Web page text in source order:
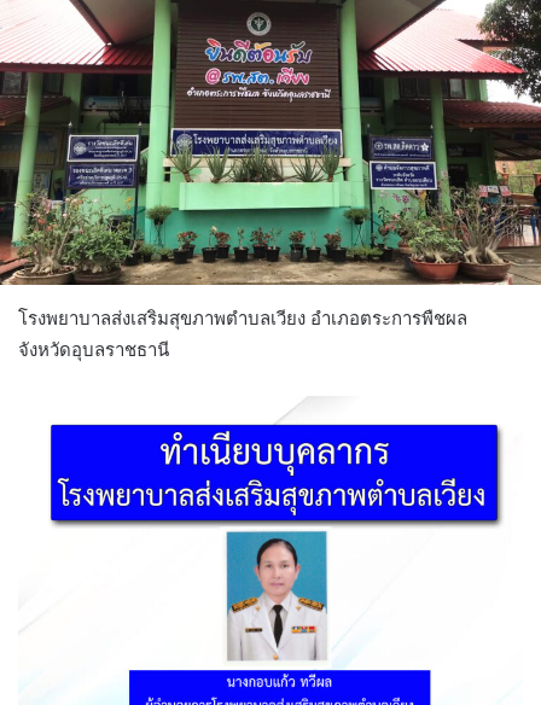
โรงพยาบาลส่งเสริมสุขภาพตำบลเวียง อำเภอตระการพืชผล
จังหวัดอุบลราชธานี